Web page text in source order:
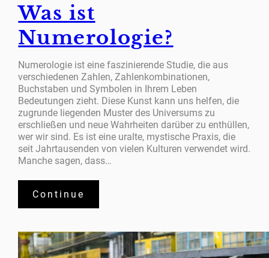
Was ist
Numerologie?
Numerologie ist eine faszinierende Studie, die aus
verschiedenen Zahlen, Zahlenkombinationen,
Buchstaben und Symbolen in Ihrem Leben
Bedeutungen zieht. Diese Kunst kann uns helfen, die
zugrunde liegenden Muster des Universums zu
erschließen und neue Wahrheiten darüber zu enthüllen,
wer wir sind. Es ist eine uralte, mystische Praxis, die
seit Jahrtausenden von vielen Kulturen verwendet wird.
Manche sagen, dass…
Continue